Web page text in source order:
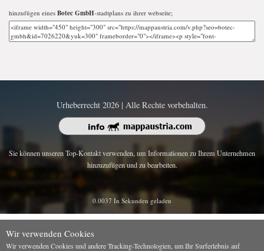
hinzufügen eines Botec GmbH-stadtplans zu ihrer webseite;
Urheberrecht 2026 | Alle Rechte vorbehalten.
Sie können unseren Top-Kontakt verwenden, um Informationen zu Ihrem Unternehmen
hinzuzufügen und zu bearbeiten.
0.0037 In Sekunden geladen
Wir verwenden Cookies
Wir verwenden Cookies und andere Tracking-Technologien, um Ihr Surferlebnis auf